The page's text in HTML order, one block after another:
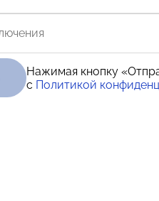
Нажимая кнопку
с Политикой